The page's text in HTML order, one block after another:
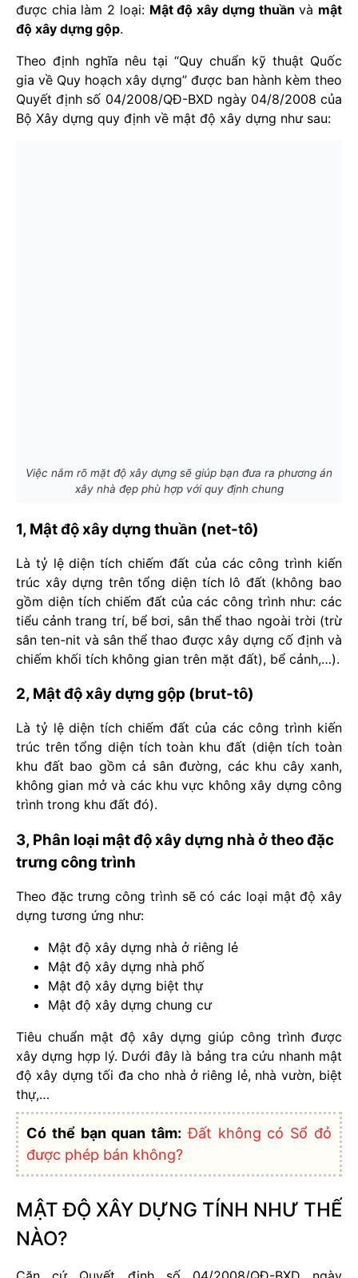
được chia làm 2 loại: Mật độ xây dựng thuần và mật
độ xây dựng gộp.
Theo định nghĩa nêu tại “Quy chuẩn kỹ thuật Quốc
gia về Quy hoạch xây dựng” được ban hành kèm theo
Quyết định số 04/2008/QĐ-BXD ngày 04/8/2008 của
Bộ Xây dựng quy định về mật độ xây dựng như sau:
Việc nắm rõ mặt độ xây dựng sẽ giúp bạn đưa ra phương án
xây nhà đẹp phù hợp với quy định chung
1, Mật độ xây dựng thuần (net-tô)
Là tỷ lệ diện tích chiếm đất của các công trình kiến
trúc xây dựng trên tổng diện tích lô đất (không bao
gồm diện tích chiếm đất của các công trình như: các
tiểu cảnh trang trí, bể bơi, sân thể thao ngoài trời (trừ
sân ten-nit và sân thể thao được xây dựng cố định và
chiếm khối tích không gian trên mặt đất), bể cảnh,…).
2, Mật độ xây dựng gộp (brut-tô)
Là tỷ lệ diện tích chiếm đất của các công trình kiến
trúc trên tổng diện tích toàn khu đất (diện tích toàn
khu đất bao gồm cả sân đường, các khu cây xanh,
không gian mở và các khu vực không xây dựng công
trình trong khu đất đó).
3, Phân loại mật độ xây dựng nhà ở theo đặc
trưng công trình
Theo đặc trưng công trình sẽ có các loại mật độ xây
dựng tương ứng như:
Mật độ xây dựng nhà ở riêng lẻ
Mật độ xây dựng nhà phố
Mật độ xây dựng biệt thự
Mật độ xây dựng chung cư
Tiêu chuẩn mật độ xây dựng giúp công trình được
xây dựng hợp lý. Dưới đây là bảng tra cứu nhanh mật
độ xây dựng tối đa cho nhà ở riêng lẻ, nhà vườn, biệt
thự,…
Có thể bạn quan tâm: Đất không có Sổ đỏ
được phép bán không?
MẬT ĐỘ XÂY DỰNG TÍNH NHƯ THẾ
NÀO?